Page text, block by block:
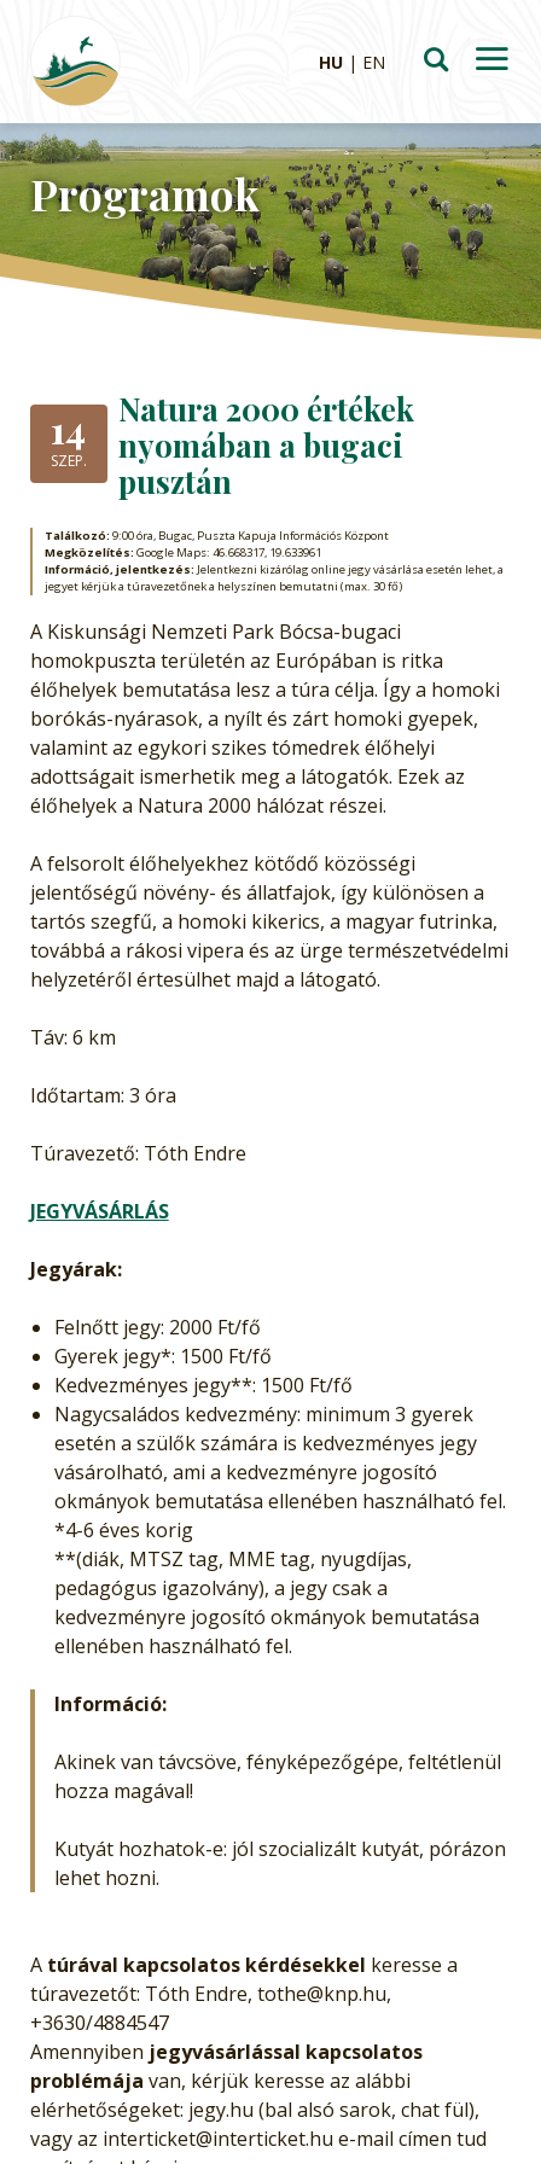
HU EN
Programok
14
SZEP.
Natura 2000 értékek
nyomában a bugaci
pusztán
Találkozó: 9:00 óra, Bugac, Puszta Kapuja Információs Központ
Megközelítés: Google Maps: 46.668317, 19.633961
Információ, jelentkezés: Jelentkezni kizárólag online jegy vásárlása esetén lehet, a
jegyet kérjük a túravezetőnek a helyszínen bemutatni (max. 30 fő)
A Kiskunsági Nemzeti Park Bócsa-bugaci
homokpuszta területén az Európában is ritka
élőhelyek bemutatása lesz a túra célja. Így a homoki
borókás-nyárasok, a nyílt és zárt homoki gyepek,
valamint az egykori szikes tómedrek élőhelyi
adottságait ismerhetik meg a látogatók. Ezek az
élőhelyek a Natura 2000 hálózat részei.
A felsorolt élőhelyekhez kötődő közösségi
jelentőségű növény- és állatfajok, így különösen a
tartós szegfű, a homoki kikerics, a magyar futrinka,
továbbá a rákosi vipera és az ürge természetvédelmi
helyzetéről értesülhet majd a látogató.
Táv: 6 km
Időtartam: 3 óra
Túravezető: Tóth Endre
JEGYVÁSÁRLÁS
Jegyárak:
Felnőtt jegy: 2000 Ft/fő
Gyerek jegy*: 1500 Ft/fő
Kedvezményes jegy**: 1500 Ft/fő
Nagycsaládos kedvezmény: minimum 3 gyerek
esetén a szülők számára is kedvezményes jegy
vásárolható, ami a kedvezményre jogosító
okmányok bemutatása ellenében használható fel.
*4-6 éves korig
**(diák, MTSZ tag, MME tag, nyugdíjas,
pedagógus igazolvány), a jegy csak a
kedvezményre jogosító okmányok bemutatása
ellenében használható fel.
Információ:
Akinek van távcsöve, fényképezőgépe, feltétlenül
hozza magával!
Kutyát hozhatok-e: jól szocializált kutyát, pórázon
lehet hozni.
A túrával kapcsolatos kérdésekkel keresse a
túravezetőt: Tóth Endre, tothe@knp.hu,
+3630/4884547
Amennyiben jegyvásárlással kapcsolatos
problémája van, kérjük keresse az alábbi
elérhetőségeket: jegy.hu (bal alsó sarok, chat fül),
vagy az interticket@interticket.hu e-mail címen tud